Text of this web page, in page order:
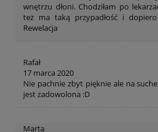
wnętrzu dłoni. Chodziłam po
też ma taką przypadłość i
Rewelacja
Rafał
17 marca 2020
Nie pachnie zbyt pięknie ale na
jest zadowolona :D
Marta